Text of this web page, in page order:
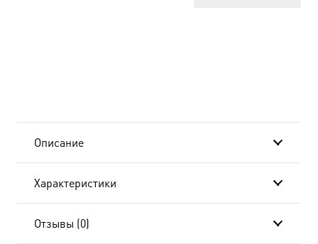
Описание
Характеристики
Отзывы (0)